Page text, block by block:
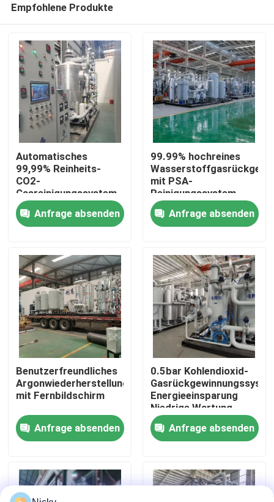
Zu Hause
Produkte
Über uns
Werksbesichtigung
Qualitätskontrolle
Kontakt mit uns
Neuigkeiten
Bitte um ein Angebot
Hoher Reinheitsgrad-Stickstoff-Generator
Empfohlene Produkte
Automatisches
99,99% Reinheits-
CO2-
Gasreinigungssystem
mit Gasreiniger
Anfrage absenden
99.99% hochreines
mit PSA-
Reinigungssystem
Anfrage absenden
Benutzerfreundliches
Argonwiederherstellungssystem
mit Fernbildschirm
Anfrage absenden
0.5bar Kohlendioxid-
Energieeinsparung
Niedrige Wartung
Anfrage absenden